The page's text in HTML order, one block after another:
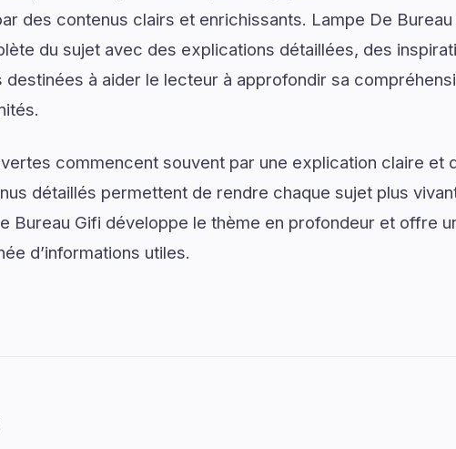
des contenus clairs et enrichissants. Lampe De
du sujet avec des explications détaillées, des
à aider le lecteur à approfondir sa
commencent souvent par une explication claire et
détaillés permettent de rendre chaque sujet plus
Bureau Gifi développe le thème en profondeur et offre
d’informations utiles.